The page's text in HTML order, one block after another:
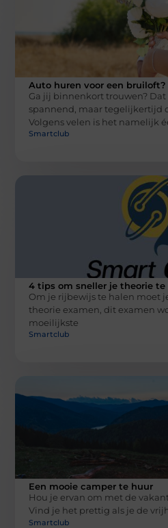
Auto huren voor een bruiloft?
Ga jij binnenkort trouwen?
spannend, maar tegelijkertijd
Volgens velen is het namelijk
Smartclub
4 tips om sneller je theorie te
Om je rijbewijs te halen moet
theorie examen, dit examen
moeilijkste
Smartclub
Een mooie camper te huur
Hou je ervan om met de
Vind je het prettig als je de
Smartclub